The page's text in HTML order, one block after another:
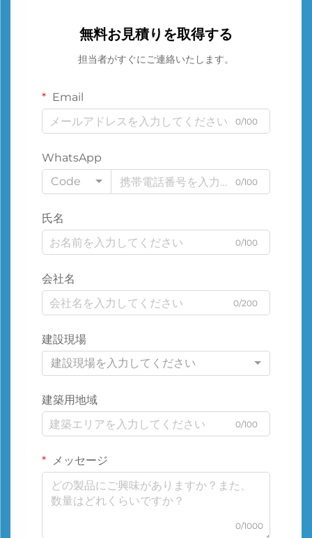
無料お見積りを取得する
担当者がすぐにご連絡いたします。
Email
0/100
WhatsApp
Code
0/100
氏名
0/100
会社名
0/200
建設現場
建設現場を入力してください
建築用地域
0/100
メッセージ
0/1000